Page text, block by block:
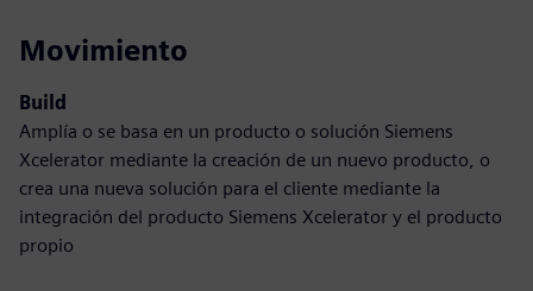
Movimiento
Build
Amplía o se basa en un producto o solución Siemens
Xcelerator mediante la creación de un nuevo producto, o
crea una nueva solución para el cliente mediante la
integración del producto Siemens Xcelerator y el producto
propio